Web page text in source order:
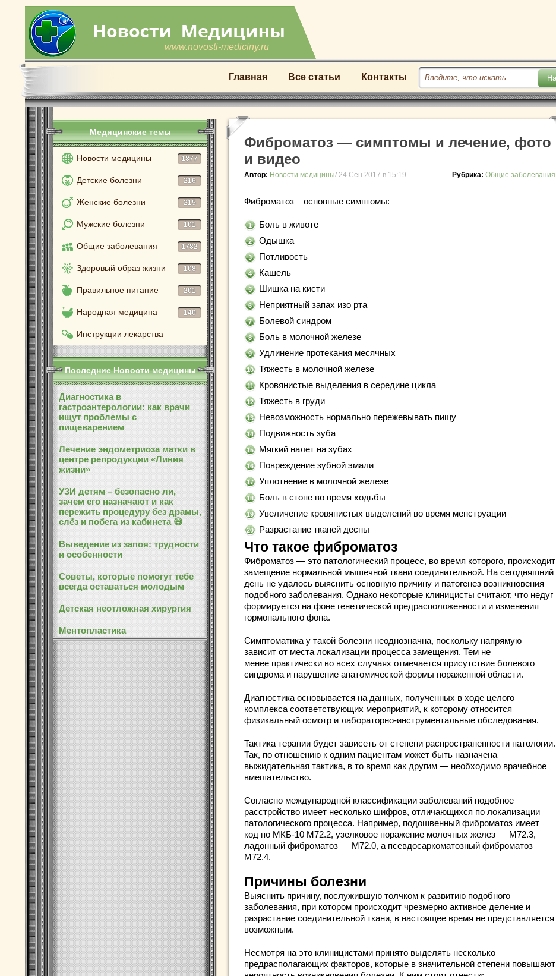
www.novosti-mediciny.ru
Главная Все статьи Контакты
Медицинские темы
Новости медицины 1877
Детские болезни 216
Женские болезни 215
Мужские болезни 101
Общие заболевания 1782
Здоровый образ жизни 108
Правильное питание 201
Народная медицина 140
Инструкции лекарства
Последние Новости медицины
Диагностика в
гастроэнтерологии: как врачи
ищут проблемы с
пищеварением
Лечение эндометриоза матки в
центре репродукции «Линия
жизни»
УЗИ детям – безопасно ли,
зачем его назначают и как
пережить процедуру без драмы,
слёз и побега из кабинета 😅
Выведение из запоя: трудности
и особенности
Советы, которые помогут тебе
всегда оставаться молодым
Детская неотложная хирургия
Ментопластика
Фиброматоз — симптомы и лечение, фото
и видео
Автор: Новости медицины/ 24 Сен 2017 в 15:19 Рубрика: Общие заболевания
Фиброматоз – основные симптомы:
Боль в животе
Одышка
Потливость
Кашель
Шишка на кисти
Неприятный запах изо рта
Болевой синдром
Боль в молочной железе
Удлинение протекания месячных
Тяжесть в молочной железе
Кровянистые выделения в середине цикла
Тяжесть в груди
Невозможность нормально пережевывать пищу
Подвижность зуба
Мягкий налет на зубах
Повреждение зубной эмали
Уплотнение в молочной железе
Боль в стопе во время ходьбы
Увеличение кровянистых выделений во время менструации
Разрастание тканей десны
Что такое фиброматоз
Фиброматоз — это патологический процесс, во время которого, происходит
замещение нормальной мышечной ткани соединительной. На сегодняшний
день не удалось выяснить основную причину и патогенез возникновения
подобного заболевания. Однако некоторые клиницисты считают, что недуг
формируется на фоне генетической предрасположенности и изменения
гормонального фона.
Симптоматика у такой болезни неоднозначна, поскольку напрямую
зависит от места локализации процесса замещения. Тем не
менее практически во всех случаях отмечается присутствие болевого
синдрома и нарушение анатомической формы пораженной области.
Диагностика основывается на данных, полученных в ходе целого
комплекса соответствующих мероприятий, к которому относится
физикальный осмотр и лабораторно-инструментальные обследования.
Тактика терапии будет зависеть от степени распространенности патологии.
Так, по отношению к одним пациентам может быть назначена
выжидательная тактика, в то время как другим — необходимо врачебное
вмешательство.
Согласно международной классификации заболеваний подобное
расстройство имеет несколько шифров, отличающихся по локализации
патологического процесса. Например, подошвенный фиброматоз имеет
код по МКБ-10 М72.2, узелковое поражение молочных желез — М72.3,
ладонный фиброматоз — М72.0, а псевдосаркоматозный фиброматоз —
М72.4.
Причины болезни
Выяснить причину, послужившую толчком к развитию подобного
заболевания, при котором происходит чрезмерно активное деление и
разрастание соединительной ткани, в настоящее время не представляется
возможным.
Несмотря на это клиницистами принято выделять несколько
предрасполагающих факторов, которые в значительной степени повышают